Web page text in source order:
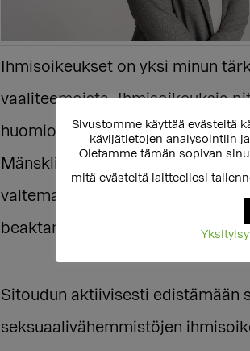
Ihmisoikeukset on yksi minun
vaaliteemoista. Ihmisoikeuksia
huomioon päätöksenteossa!
Mänskliga rättigheter är ett av
valteman. Mänskliga rättigheter
beaktande i beslutsfattandet!
Sitoudun aktiivisesti edistämään
seksuaalivähemmistöjen
Sivustomme käyttää evästeitä
kävijätietojen analysointiin
Oletamme tämän sopivan
mitä evästeitä laitteellesi